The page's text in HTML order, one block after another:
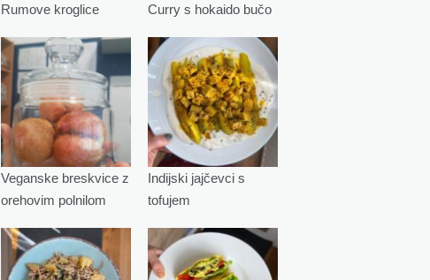
Rumove kroglice Curry s hokaido bučo
Veganske breskvice z
orehovim polnilom
Indijski jajčevci s
tofujem